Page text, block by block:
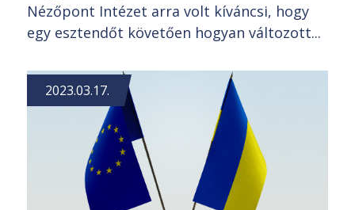
Nézőpont Intézet arra volt kíváncsi, hogy
egy esztendőt követően hogyan változott...
2023.03.17.